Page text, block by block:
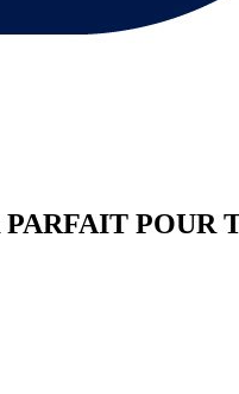
PARFAIT POUR